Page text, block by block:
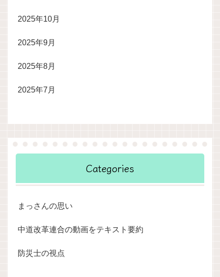
2025年10月
2025年9月
2025年8月
2025年7月
Categories
まっさんの思い
中道改革連合の動画をテキスト要約
防災士の視点